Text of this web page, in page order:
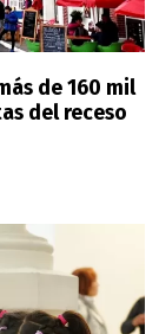
de 160 mil
del receso